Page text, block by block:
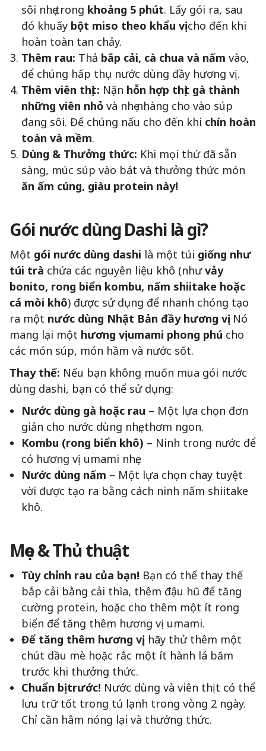
sôi nhẹ trong khoảng 5 phút. Lấy gói ra, sau
đó khuấy bột miso theo khẩu vịcho đến khi
hoàn toàn tan chảy.
Thêm rau: Thả bắp cải, cà chua và nấm vào,
để chúng hấp thụ nước dùng đầy hương vị.
Thêm viên thịt: Nặn hỗn hợp thịt gà thành
những viên nhỏ và nhẹ nhàng cho vào súp
đang sôi. Để chúng nấu cho đến khi chín hoàn
toàn và mềm.
Dùng & Thưởng thức: Khi mọi thứ đã sẵn
sàng, múc súp vào bát và thưởng thức món
ăn ấm cúng, giàu protein này!
Gói nước dùng Dashi là gì?
Một gói nước dùng dashi là một túi giống như
túi trà chứa các nguyên liệu khô (nhưvảy
bonito, rong biển kombu, nấm shiitake hoặc
cá mòi khô) được sử dụng để nhanh chóng tạo
ra một nước dùng Nhật Bản đầy hương vị. Nó
mang lại một hương vị umami phong phú cho
các món súp, món hầm và nước sốt.
Thay thế: Nếu bạn không muốn mua gói nước
dùng dashi, bạn có thể sử dụng:
Nước dùng gà hoặc rau – Một lựa chọn đơn
giản cho nước dùng nhẹ, thơm ngon.
Kombu (rong biển khô) – Ninh trong nước để
có hương vị umami nhẹ.
Nước dùng nấm – Một lựa chọn chay tuyệt
vời được tạo ra bằng cách ninh nấm shiitake
khô.
Mẹo & Thủ thuật
Tùy chỉnh rau của bạn! Bạn có thể thay thế
bắp cải bằng cải thìa, thêm đậu hũ để tăng
cường protein, hoặc cho thêm một ít rong
biển để tăng thêm hương vị umami.
Để tăng thêm hương vị, hãy thử thêm một
chút dầu mè hoặc rắc một ít hành lá băm
trước khi thưởng thức.
Chuẩn bị trước! Nước dùng và viên thịt có thể
lưu trữ tốt trong tủ lạnh trong vòng 2 ngày.
Chỉ cần hâm nóng lại và thưởng thức.